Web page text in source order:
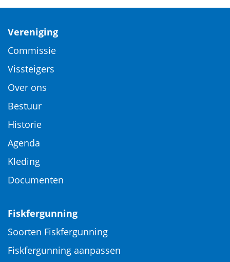
Vereniging
Commissie
Vissteigers
Over ons
Bestuur
Historie
Agenda
Kleding
Documenten
Fiskfergunning
Soorten Fiskfergunning
Fiskfergunning aanpassen